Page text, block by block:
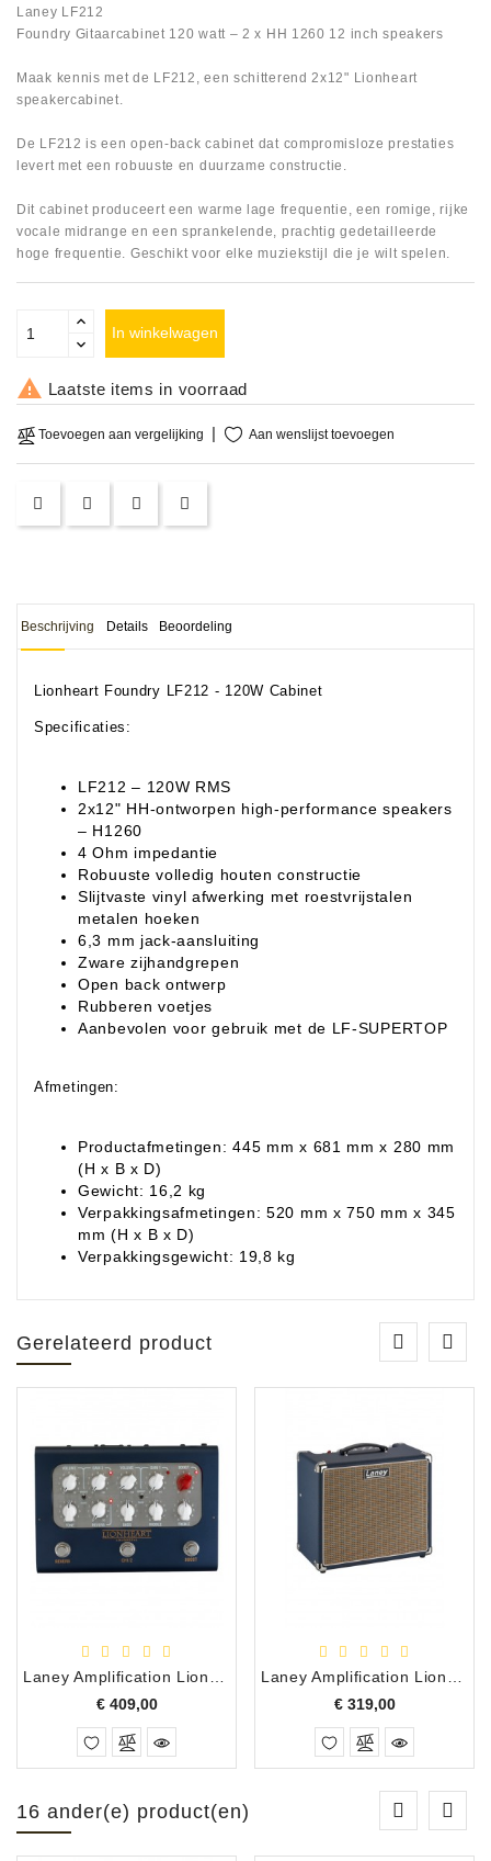
OCCASIONS
DEMONSTRATIES
CLINICS
VERHUUR,
SERVICE
DIENSTEN
Laney LF212
Foundry Gitaarcabinet 120 watt – 2 x HH 1260 12 inch speakers
Maak kennis met de LF212, een schitterend 2x12" Lionheart
speakercabinet.
De LF212 is een open-back cabinet dat compromisloze prestaties
levert met een robuuste en duurzame constructie.
Dit cabinet produceert een warme lage frequentie, een romige, rijke
vocale midrange en een sprankelende, prachtig gedetailleerde
hoge frequentie. Geschikt voor elke muziekstijl die je wilt spelen.
In winkelwagen
 Laatste items in voorraad
Toevoegen aan vergelijking Aan wenslijst toevoegen
Beschrijving Details Beoordeling
Lionheart Foundry LF212 - 120W Cabinet
Specificaties:
LF212 – 120W RMS
2x12" HH-ontworpen high-performance speakers
– H1260
4 Ohm impedantie
Robuuste volledig houten constructie
Slijtvaste vinyl afwerking met roestvrijstalen
metalen hoeken
6,3 mm jack-aansluiting
Zware zijhandgrepen
Open back ontwerp
Rubberen voetjes
Aanbevolen voor gebruik met de LF-SUPERTOP
Afmetingen:
Productafmetingen: 445 mm x 681 mm x 280 mm
(H x B x D)
Gewicht: 16,2 kg
Verpakkingsafmetingen: 520 mm x 750 mm x 345
mm (H x B x D)
Verpakkingsgewicht: 19,8 kg
Gerelateerd product
€ 409,00Prijs
€ 319,00Prijs
16 ander(e) product(en)